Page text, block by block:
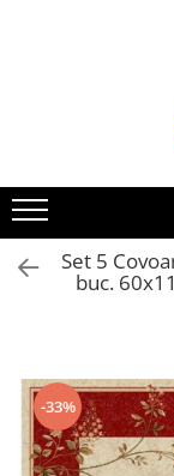
Covoare Living
Covoare Dormitor
Covoare Bisericesti
Covoare Moderne
Covoare Premium
Covoare Pufoase
Traverse Bucatarie
Traverse Copii
Traverse Dormitor
Mocheta Biserica
Set 5
buc.
-33%